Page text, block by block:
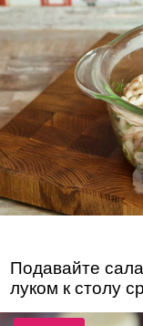
Подавайте
луком к столу